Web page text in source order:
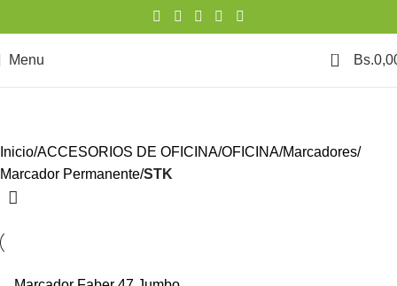
Menu 0 Bs.
Inicio ACCESORIOS DE OFICINA OFICINA Marcadores
Marcador Permanente STK